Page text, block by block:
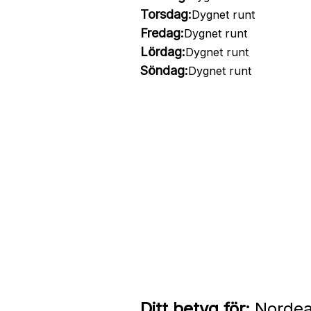
Torsdag:Dygnet runt
Fredag:Dygnet runt
Lördag:Dygnet runt
Söndag:Dygnet runt